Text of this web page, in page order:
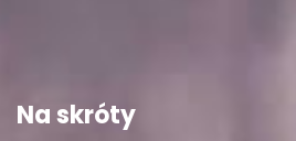
Na skróty